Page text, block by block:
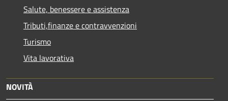
Salute, benessere e assistenza
Tributi,finanze e contravvenzioni
Turismo
Vita lavorativa
NOVITÀ